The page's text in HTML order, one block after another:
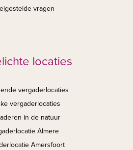
vragen
locaties
vergaderlocaties
vergaderlocaties
in de natuur
Almere
Amersfoort